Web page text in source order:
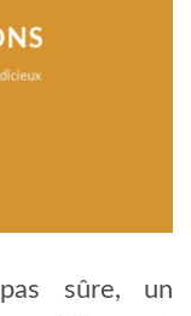
sûre, un